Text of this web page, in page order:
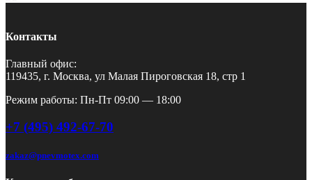
Контакты
Главный офис:
119435, г. Москва, ул Малая Пироговская 18, стр 1
Режим работы: Пн-Пт 09:00 — 18:00
+7 (495) 492-67-70
zakaz@pnevmotex.com